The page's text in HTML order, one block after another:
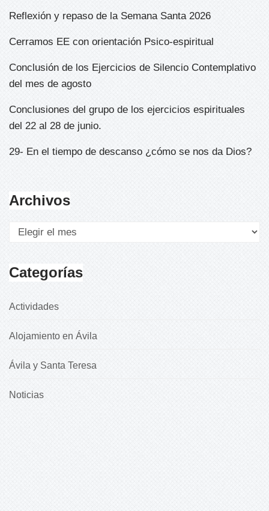
Reflexión y repaso de la Semana Santa 2026
Cerramos EE con orientación Psico-espiritual
Conclusión de los Ejercicios de Silencio Contemplativo
del mes de agosto
Conclusiones del grupo de los ejercicios espirituales
del 22 al 28 de junio.
29- En el tiempo de descanso ¿cómo se nos da Dios?
Archivos
Categorías
Actividades
Alojamiento en Ávila
Ávila y Santa Teresa
Noticias